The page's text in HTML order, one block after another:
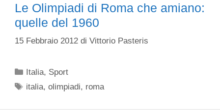
Le Olimpiadi di Roma che amiano:
quelle del 1960
15 Febbraio 2012 di Vittorio Pasteris
Categorie
Italia, Sport
Tag
italia,olimpiadi, roma